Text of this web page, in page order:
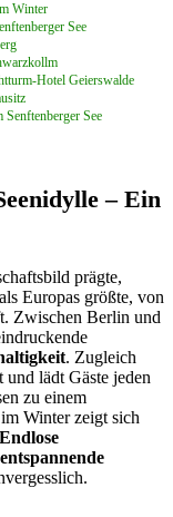
Winter
See
Hotel Geierswalde
Senftenberger See
– Ein
prägte,
als Europas größte, von
Zwischen Berlin und
. Zugleich
und lädt Gäste jeden
zu einem
Winter zeigt sich
Endlose